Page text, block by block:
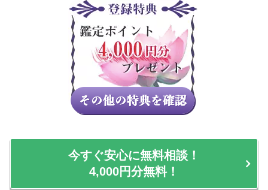
今すぐ安心に無料相談！
4,000円分無料！